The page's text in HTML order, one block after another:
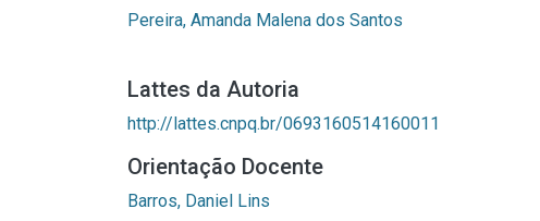
Pereira, Amanda Malena dos Santos
Lattes da Autoria
http://lattes.cnpq.br/0693160514160011
Orientação Docente
Barros, Daniel Lins